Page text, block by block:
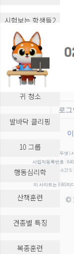
시험보는 학생들2
시험보는 학생들3
실습 교육
귀 청소
발바닥 클리핑
10 그룹
행동심리학
산책훈련
견종별 특징
복종훈련
로그
(주)두넷 |
사업자등록번호 :
전화 02-6215-
이 사이트는 EBS미
©